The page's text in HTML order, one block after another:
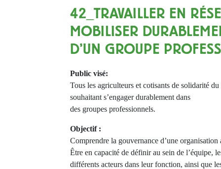
42_TRAVAILLER EN
MOBILISER
D'UN GROUPE
Public visé:
Tous les agriculteurs et cotisants de solidarité
souhaitant s’engager durablement dans
des groupes professionnels.
Objectif :
Comprendre la gouvernance d’une organisation
Être en capacité de définir au sein de l’équipe,
différents acteurs dans leur fonction, ainsi que